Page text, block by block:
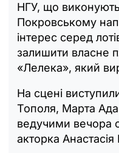
НГУ, що
Покровському
інтерес серед
залишити власне
«Лелека», який
На сцені
Тополя, Марта
ведучими вечора
акторка